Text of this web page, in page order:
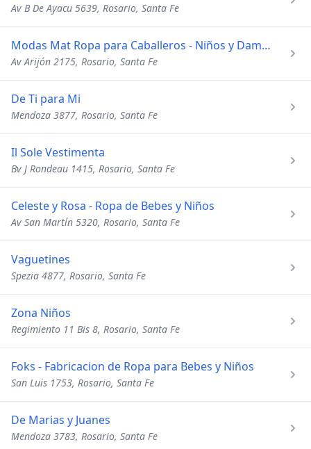
Av B De Ayacu 5639, Rosario, Santa Fe
Modas Mat Ropa para Caballeros - Niños y Damas
Av Arijón 2175, Rosario, Santa Fe
De Ti para Mi
Mendoza 3877, Rosario, Santa Fe
Il Sole Vestimenta
Bv J Rondeau 1415, Rosario, Santa Fe
Celeste y Rosa - Ropa de Bebes y Niños
Av San Martín 5320, Rosario, Santa Fe
Vaguetines
Spezia 4877, Rosario, Santa Fe
Zona Niños
Regimiento 11 Bis 8, Rosario, Santa Fe
Foks - Fabricacion de Ropa para Bebes y Niños
San Luis 1753, Rosario, Santa Fe
De Marias y Juanes
Mendoza 3783, Rosario, Santa Fe